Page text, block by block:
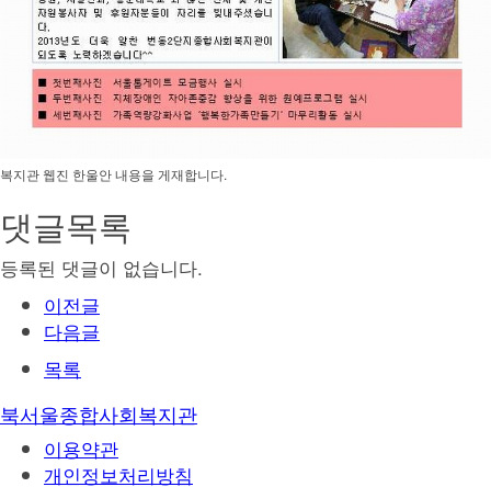
복지관 웹진 한울안 내용을 게재합니다.
댓글목록
등록된 댓글이 없습니다.
이전글
다음글
목록
북서울종합사회복지관
이용약관
개인정보처리방침